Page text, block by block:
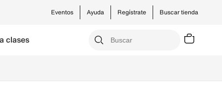
Buscar tienda
Ayuda Regístrate
Eventos
clases